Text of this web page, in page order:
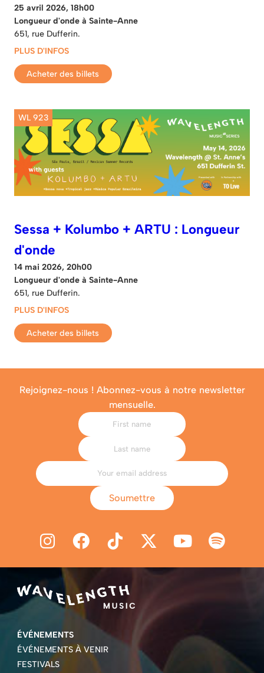
25 avril 2026, 18h00
Longueur d'onde à Sainte-Anne
651, rue Dufferin.
PLUS D'INFOS
Acheter des billets
WL 923
Sessa + Kolumbo + ARTU : Longueur
d'onde
14 mai 2026, 20h00
Longueur d'onde à Sainte-Anne
651, rue Dufferin.
PLUS D'INFOS
Acheter des billets
Rejoignez-nous ! Abonnez-vous à notre newsletter
mensuelle.
Soumettre
ÉVÉNEMENTS
ÉVÉNEMENTS À VENIR
FESTIVALS